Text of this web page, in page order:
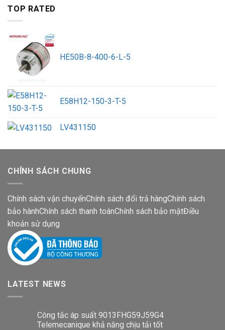
TOP RATED
HE50B-8-400-6-L-5
E58H12-150-3-T-5
LV431150
CHÍNH SÁCH CHUNG
Chính sách vận chuyểnChính sách đổi trả hàngChính sách
bảo hànhChính sách thanh toánChính sách bảo mậtĐiều
khoản sử dụng
LATEST NEWS
Công tắc áp suất 9013FHG59J59G4
Telemecanique khả năng chịu tải tốt